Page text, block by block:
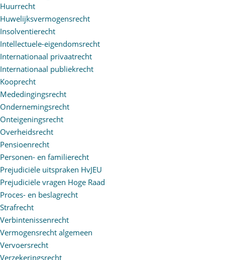
Huurrecht
Huwelijksvermogensrecht
Insolventierecht
Intellectuele-eigendomsrecht
Internationaal privaatrecht
Internationaal publiekrecht
Kooprecht
Mededingingsrecht
Ondernemingsrecht
Onteigeningsrecht
Overheidsrecht
Pensioenrecht
Personen- en familierecht
Prejudiciële uitspraken HvJEU
Prejudiciële vragen Hoge Raad
Proces- en beslagrecht
Strafrecht
Verbintenissenrecht
Vermogensrecht algemeen
Vervoersrecht
Verzekeringsrecht